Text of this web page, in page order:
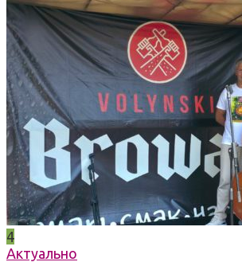
4
Актуально